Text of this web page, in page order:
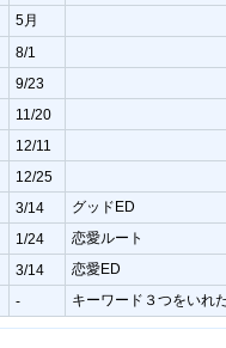
5月
8/1
9/23
11/20
12/11
12/25
3/14 グッドED
1/24 恋愛ルート
3/14 恋愛ED
- キーワード３つをいれ